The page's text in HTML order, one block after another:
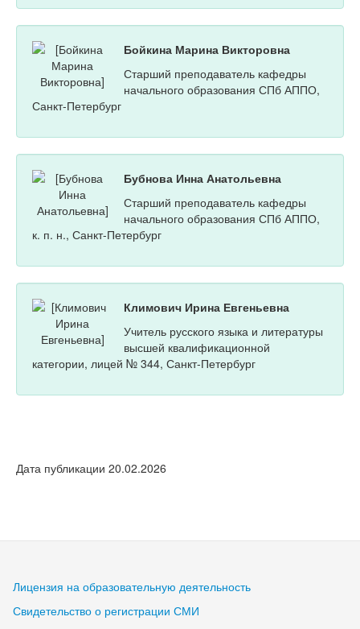
Бойкина Марина Викторовна
Старший преподаватель кафедры
начального образования СПб АППО,
Санкт-Петербург
Бубнова Инна Анатольевна
Старший преподаватель кафедры
начального образования СПб АППО,
к. п. н., Санкт-Петербург
Климович Ирина Евгеньевна
Учитель русского языка и литературы
высшей квалификационной
категории, лицей № 344, Санкт-Петербург
Дата публикации 20.02.2026
Лицензия на образовательную деятельность
Свидетельство о регистрации СМИ